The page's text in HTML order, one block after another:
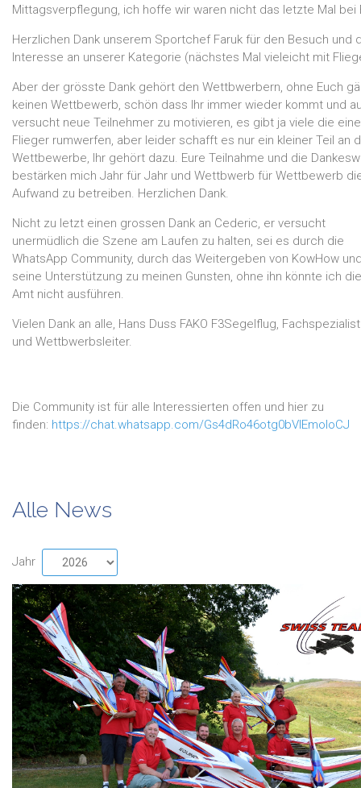
Mittagsverpflegung, ich hoffe wir waren nicht das letzte Mal bei
Herzlichen Dank unserem Sportchef Faruk für den Besuch und
Interesse an unserer Kategorie (nächstes Mal vieleicht mit
Aber der grösste Dank gehört den Wettbwerbern, ohne Euch
keinen Wettbewerb, schön dass Ihr immer wieder kommt und
versucht neue Teilnehmer zu motivieren, es gibt ja viele die
Flieger rumwerfen, aber leider schafft es nur ein kleiner Teil an
Wettbewerbe, Ihr gehört dazu. Eure Teilnahme und die
bestärken mich Jahr für Jahr und Wettbwerb für Wettbewerb
Aufwand zu betreiben. Herzlichen Dank.
Nicht zu letzt einen grossen Dank an Cederic, er versucht
unermüdlich die Szene am Laufen zu halten, sei es durch die
WhatsApp Community, durch das Weitergeben von KowHow
seine Unterstützung zu meinen Gunsten, ohne ihn könnte ich
Amt nicht ausführen.
Vielen Dank an alle, Hans Duss FAKO F3Segelflug,
und Wettbwerbsleiter.
Die Community ist für alle Interessierten offen und hier zu
finden: https://chat.whatsapp.com/Gs4dRo46otg0bVIEmoloCJ
Alle News
Jahr